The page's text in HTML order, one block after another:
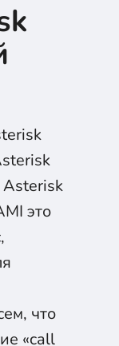
Asterisk
это
что
«call